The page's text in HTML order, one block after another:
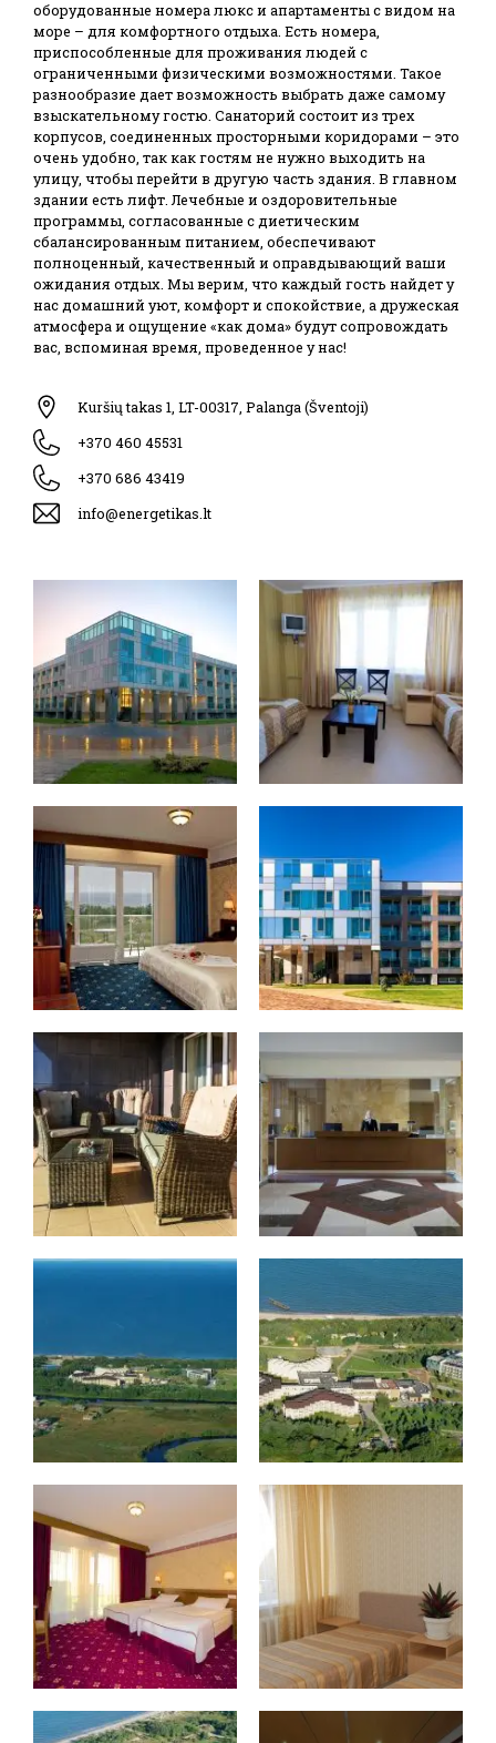
оборудованные номера люкс и апартаменты с видом на
море – для комфортного отдыха. Есть номера,
приспособленные для проживания людей с
ограниченными физическими возможностями. Такое
разнообразие дает возможность выбрать даже самому
взыскательному гостю. Санаторий состоит из трех
корпусов, соединенных просторными коридорами – это
очень удобно, так как гостям не нужно выходить на
улицу, чтобы перейти в другую часть здания. В главном
здании есть лифт. Лечебные и оздоровительные
программы, согласованные с диетическим
сбалансированным питанием, обеспечивают
полноценный, качественный и оправдывающий ваши
ожидания отдых. Мы верим, что каждый гость найдет у
нас домашний уют, комфорт и спокойствие, а дружеская
атмосфера и ощущение «как дома» будут сопровождать
вас, вспоминая время, проведенное у нас!
Kuršių takas 1, LT-00317, Palanga (Šventoji)
+370 460 45531
+370 686 43419
info@energetikas.lt